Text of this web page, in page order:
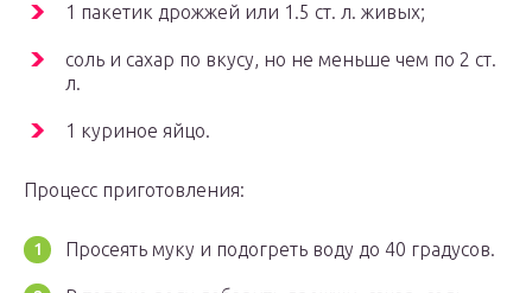
1 пакетик дрожжей или 1.5 ст. л. живых;
соль и сахар по вкусу, но не меньше чем по 2 ст.
л.
1 куриное яйцо.
Процесс приготовления:
Просеять муку и подогреть воду до 40 градусов.